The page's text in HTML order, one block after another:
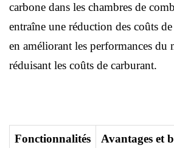
carbone dans les chambres de
entraîne une réduction des coûts
en améliorant les performances du
réduisant les coûts de carburant.
Fonctionnalités
Avantages et